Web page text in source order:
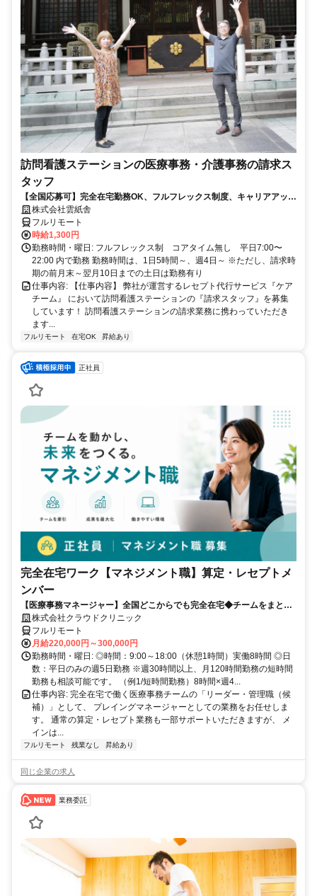
訪問看護ステーションの医療事務・介護事務の請求ス
タッフ
【全国応募可】完全在宅勤務OK、フルフレックス制度、キャリアアップ
可のお仕事です！
株式会社雲紙舎
フルリモート
時給1,300円
勤務時間・曜日: フルフレックス制 コアタイム無し 平日7:00〜
22:00 内で勤務 勤務時間は、1日5時間～、週4日～ ※ただし、請求時
期の前月末～翌月10日までの土日は勤務有り
仕事内容: 【仕事内容】 弊社が運営するレセプト代行サービス『ケア
チーム』 において訪問看護ステーションの『請求スタッフ』を募集
しています！ 訪問看護ステーションの請求業務に携わっていただき
ます...
フルリモート 在宅OK 昇給あり
正社員
完全在宅ワーク【マネジメント職】算定・レセプトメ
ンバー
【医療事務マネージャー】全国どこからでも完全在宅◆チームをまとめ
る司令塔◆算定・レセプト経験を活かしてキャリアアップ！
株式会社クラウドクリニック
フルリモート
月給220,000円～300,000円
勤務時間・曜日: ◎時間：9:00～18:00（休憩1時間）実働8時間 ◎日
数：平日のみの週5日勤務 ※週30時間以上、月120時間勤務の短時間
勤務も相談可能です。 （例1/短時間勤務）8時間×週4...
仕事内容: 完全在宅で働く医療事務チームの「リーダー・管理職（候
補）」として、 プレイングマネージャーとしての業務をお任せしま
す。 通常の算定・レセプト業務も一部サポートいただきますが、 メ
インは...
フルリモート 残業なし 昇給あり
同じ企業の求人
業務委託